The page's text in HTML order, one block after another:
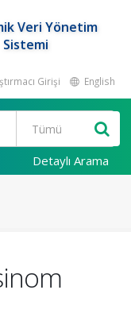
Veri Yönetim
Sistemi
Girişi English
Detaylı Arama